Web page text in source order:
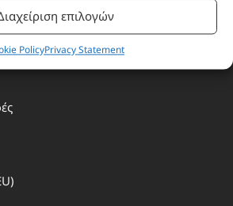
επιλογών
PolicyPrivacy Statement